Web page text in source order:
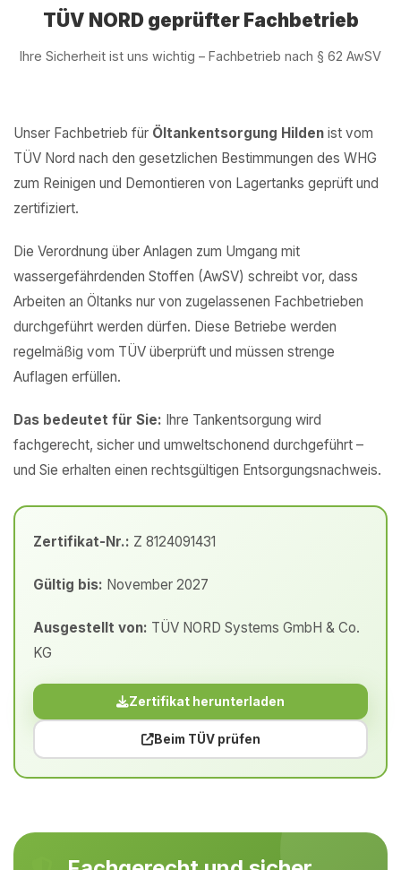
TÜV NORD geprüfter Fachbetrieb
Ihre Sicherheit ist uns wichtig – Fachbetrieb nach § 62 AwSV
Unser Fachbetrieb für Öltankentsorgung Hilden ist vom
TÜV Nord nach den gesetzlichen Bestimmungen des WHG
zum Reinigen und Demontieren von Lagertanks geprüft und
zertifiziert.
Die Verordnung über Anlagen zum Umgang mit
wassergefährdenden Stoffen (AwSV) schreibt vor, dass
Arbeiten an Öltanks nur von zugelassenen Fachbetrieben
durchgeführt werden dürfen. Diese Betriebe werden
regelmäßig vom TÜV überprüft und müssen strenge
Auflagen erfüllen.
Das bedeutet für Sie: Ihre Tankentsorgung wird
fachgerecht, sicher und umweltschonend durchgeführt –
und Sie erhalten einen rechtsgültigen Entsorgungsnachweis.
Zertifikat-Nr.: Z 8124091431
Gültig bis: November 2027
Ausgestellt von: TÜV NORD Systems GmbH & Co.
KG
Zertifikat herunterladen
Beim TÜV prüfen